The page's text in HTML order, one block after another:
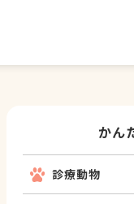
かん
診療動物